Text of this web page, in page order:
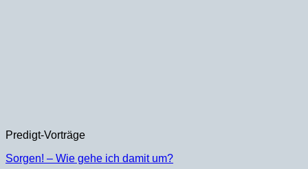
Predigt-Vorträge
Sorgen! – Wie gehe ich damit um?